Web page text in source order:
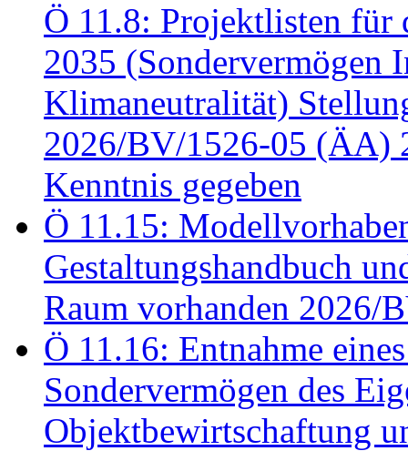
Ö 11.8: Projektlisten für
2035 (Sondervermögen
Klimaneutralität)
2026/BV/1526-05 (ÄA)
Kenntnis gegeben
Ö 11.15:
Gestaltungshandbuch
Raum vorhanden 2026/
Ö 11.16: Entnahme
Sondervermögen des
Objektbewirtschaftung